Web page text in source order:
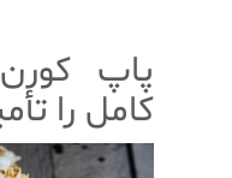
پاپ
کامل را